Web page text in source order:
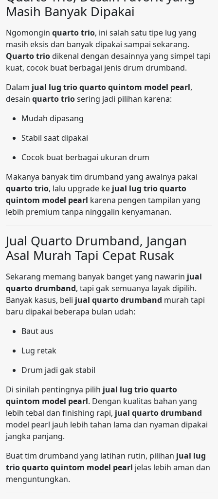
Masih Banyak Dipakai
Ngomongin quarto trio, ini salah satu tipe lug yang
masih eksis dan banyak dipakai sampai sekarang.
Quarto triodikenal dengan desainnya yang simpel tapi
kuat, cocok buat berbagai jenis drum drumband.
Dalam jual lug trio quarto quintom model pearl,
desain quarto triosering jadi pilihan karena:
Mudah dipasang
Stabil saat dipakai
Cocok buat berbagai ukuran drum
Makanya banyak tim drumband yang awalnya pakai
quarto trio, lalu upgrade ke jual lug trio quarto
quintom model pearl karena pengen tampilan yang
lebih premium tanpa ninggalin kenyamanan.
Jual Quarto Drumband, Jangan
Asal Murah Tapi Cepat Rusak
Sekarang memang banyak banget yang nawarin jual
quarto drumband, tapi gak semuanya layak dipilih.
Banyak kasus, beli jual quarto drumband murah tapi
baru dipakai beberapa bulan udah:
Baut aus
Lug retak
Drum jadi gak stabil
Di sinilah pentingnya pilih jual lug trio quarto
quintom model pearl. Dengan kualitas bahan yang
lebih tebal dan finishing rapi, jual quarto drumband
model pearl jauh lebih tahan lama dan nyaman dipakai
jangka panjang.
Buat tim drumband yang latihan rutin, pilihan jual lug
trio quarto quintom model pearl jelas lebih aman dan
menguntungkan.